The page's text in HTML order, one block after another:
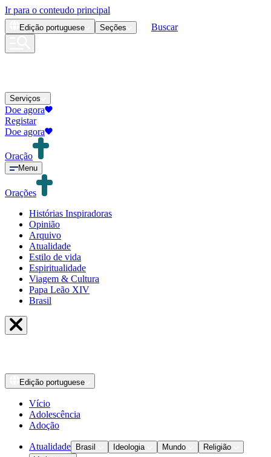
Ir para o conteudo principal
Edição portuguese Seções Buscar
Serviços
Doe agora
Registar
Doe agora
Oração
Menu
Orações
Histórias Inspiradoras
Opinião
Arquivo
Atualidade
Estilo de vida
Espiritualidade
Viagem & Cultura
Papa Leão XIV
Brasil
Edição portuguese
Vício
Adolescência
Adoção
Atualidade Brasil Ideologia Mundo
Religião